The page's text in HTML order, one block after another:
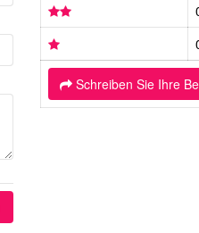
Schreiben Sie Ihre